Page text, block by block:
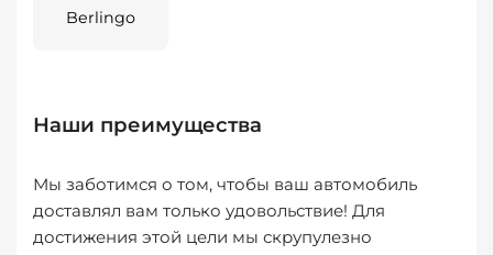
Berlingo
Наши преимущества
Мы заботимся о том, чтобы ваш автомобиль
доставлял вам только удовольствие! Для
достижения этой цели мы скрупулезно